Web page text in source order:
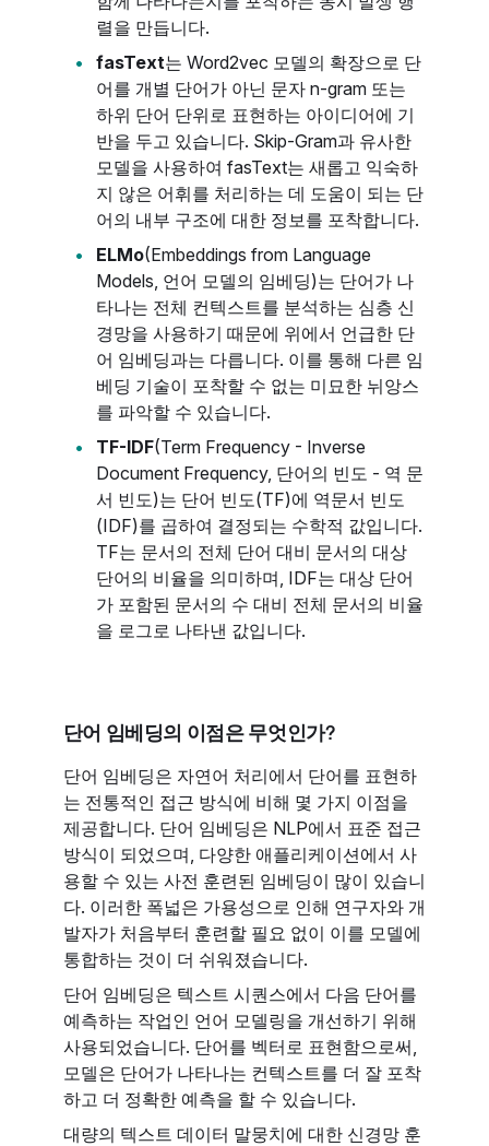
렬을 만듭니다.
fasText는 Word2vec 모델의 확장으로 단
어를 개별 단어가 아닌 문자 n-gram 또는
하위 단어 단위로 표현하는 아이디어에 기
반을 두고 있습니다. Skip-Gram과 유사한
모델을 사용하여 fasText는 새롭고 익숙하
지 않은 어휘를 처리하는 데 도움이 되는 단
어의 내부 구조에 대한 정보를 포착합니다.
ELMo(Embeddings from Language
Models, 언어 모델의 임베딩)는 단어가 나
타나는 전체 컨텍스트를 분석하는 심층 신
경망을 사용하기 때문에 위에서 언급한 단
어 임베딩과는 다릅니다. 이를 통해 다른 임
베딩 기술이 포착할 수 없는 미묘한 뉘앙스
를 파악할 수 있습니다.
TF-IDF(Term Frequency - Inverse
Document Frequency, 단어의 빈도 - 역 문
서 빈도)는 단어 빈도(TF)에 역문서 빈도
(IDF)를 곱하여 결정되는 수학적 값입니다.
TF는 문서의 전체 단어 대비 문서의 대상
단어의 비율을 의미하며, IDF는 대상 단어
가 포함된 문서의 수 대비 전체 문서의 비율
을 로그로 나타낸 값입니다.
단어 임베딩의 이점은 무엇인가?
단어 임베딩은 자연어 처리에서 단어를 표현하
는 전통적인 접근 방식에 비해 몇 가지 이점을
제공합니다. 단어 임베딩은 NLP에서 표준 접근
방식이 되었으며, 다양한 애플리케이션에서 사
용할 수 있는 사전 훈련된 임베딩이 많이 있습니
다. 이러한 폭넓은 가용성으로 인해 연구자와 개
발자가 처음부터 훈련할 필요 없이 이를 모델에
통합하는 것이 더 쉬워졌습니다.
단어 임베딩은 텍스트 시퀀스에서 다음 단어를
예측하는 작업인 언어 모델링을 개선하기 위해
사용되었습니다. 단어를 벡터로 표현함으로써,
모델은 단어가 나타나는 컨텍스트를 더 잘 포착
하고 더 정확한 예측을 할 수 있습니다.
대량의 텍스트 데이터 말뭉치에 대한 신경망 훈